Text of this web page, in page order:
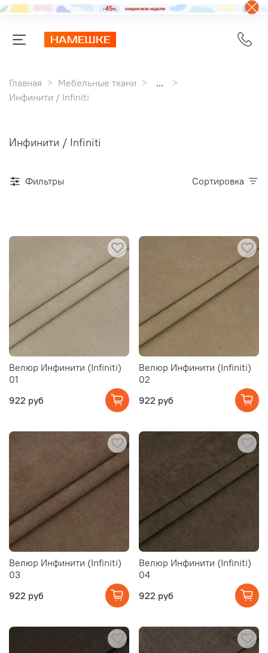
Главная Мебельные ткани
...
Инфинити / Infiniti
Инфинити / Infiniti
Фильтры Сортировка
Велюр Инфинити (Infiniti)
01
922 руб
Велюр Инфинити (Infiniti)
02
922 руб
Велюр Инфинити (Infiniti)
03
922 руб
Велюр Инфинити (Infiniti)
04
922 руб